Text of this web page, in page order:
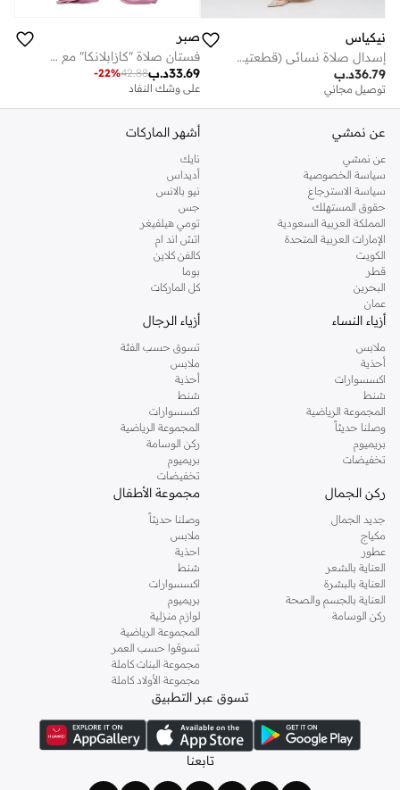
نيكياس
إسدال صلاة نسائي (قطعتين إسدال)
د.ب36.79
توصيل مجاني
صبر
فستان صلاة "كازابلانكا" مع حقيبة سفر، وردي
د.ب33.69
42.88
-22%
على وشك النفاد
عن نمشي
عن نمشي
سياسة الخصوصية
سياسة الاسترجاع
حقوق المستهلك
المملكة العربية السعودية
الإمارات العربية المتحدة
الكويت
قطر
البحرين
عمان
أشهر الماركات
نايك
أديداس
نيو بالانس
جس
تومي هيلفيغر
اتش اند ام
كالفن كلاين
بوما
كل الماركات
أزياء النساء
ملابس
أحذية
اكسسوارات
شنط
المجموعة الرياضية
وصلنا حديثاً
بريميوم
تخفيضات
أزياء الرجال
تسوق حسب الفئة
ملابس
أحذية
شنط
اكسسوارات
المجموعة الرياضية
ركن الوسامة
بريميوم
تخفيضات
ركن الجمال
جديد الجمال
مكياج
عطور
العناية بالشعر
العناية بالبشرة
العناية بالجسم والصحة
ركن الوسامة
مجموعة الأطفال
وصلنا حديثاً
ملابس
احذية
شنط
اكسسوارات
بريميوم
لوازم منزلية
المجموعة الرياضية
تسوقوا حسب العمر
مجموعة البنات كاملة
مجموعة الأولاد كاملة
تسوق عبر التطبيق
تابعنا